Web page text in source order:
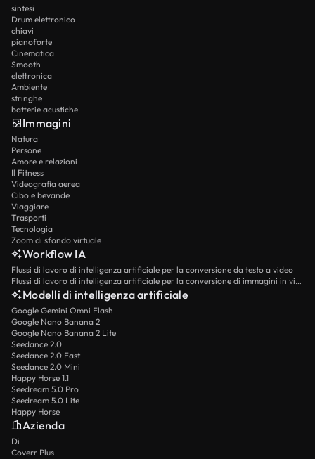
sintesi
Drum elettronico
chiavi
pianoforte
Cinematica
Smooth
elettronica
Ambiente
stringhe
batterie acustiche
Immagini
Natura
Persone
Amore e relazioni
Il Fitness
Videografia aerea
Cibo e bevande
Viaggiare
Trasporti
Tecnologia
Zoom di sfondo virtuale
Workflow IA
Flussi di lavoro di intelligenza artificiale per la conversione da testo a video
Flussi di lavoro di intelligenza artificiale per la conversione di immagini in video
Modelli di intelligenza artificiale
Google Gemini Omni Flash
Google Nano Banana 2
Google Nano Banana 2 Lite
Seedance 2.0
Seedance 2.0 Fast
Seedance 2.0 Mini
Happy Horse 1.1
Seedream 5.0 Pro
Seedream 5.0 Lite
Happy Horse
Azienda
Di
Coverr Plus